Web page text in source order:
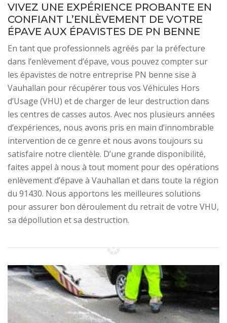
VIVEZ UNE EXPÉRIENCE PROBANTE EN
CONFIANT L’ENLÈVEMENT DE VOTRE
ÉPAVE AUX ÉPAVISTES DE PN BENNE
En tant que professionnels agréés par la préfecture
dans l’enlèvement d’épave, vous pouvez compter sur
les épavistes de notre entreprise PN benne sise à
Vauhallan pour récupérer tous vos Véhicules Hors
d’Usage (VHU) et de charger de leur destruction dans
les centres de casses autos. Avec nos plusieurs années
d’expériences, nous avons pris en main d’innombrable
intervention de ce genre et nous avons toujours su
satisfaire notre clientèle. D’une grande disponibilité,
faites appel à nous à tout moment pour des opérations
enlèvement d’épave à Vauhallan et dans toute la région
du 91430. Nous apportons les meilleures solutions
pour assurer bon déroulement du retrait de votre VHU,
sa dépollution et sa destruction.